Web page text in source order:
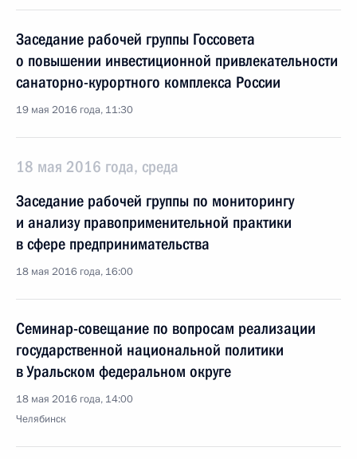
Заседание рабочей группы Госсовета
о повышении инвестиционной привлекательности
санаторно-курортного комплекса России
19 мая 2016 года, 11:30
18 мая 2016 года, среда
Заседание рабочей группы по мониторингу
и анализу правоприменительной практики
в сфере предпринимательства
18 мая 2016 года, 16:00
Семинар-совещание по вопросам реализации
государственной национальной политики
в Уральском федеральном округе
18 мая 2016 года, 14:00
Челябинск